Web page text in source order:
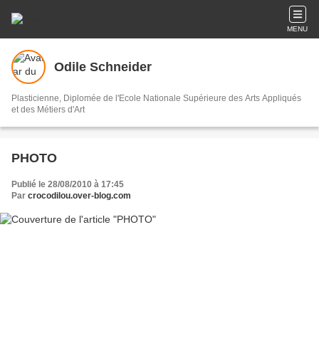
MENU
Odile Schneider
Plasticienne, Diplomée de l'Ecole Nationale Supérieure des Arts Appliqués
et des Métiers d'Art
PHOTO
Publié le 28/08/2010 à 17:45
Par crocodilou.over-blog.com